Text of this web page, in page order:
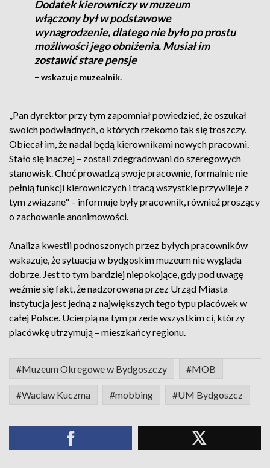
Dodatek kierowniczy w muzeum
włączony był w podstawowe
wynagrodzenie, dlatego nie było po prostu
możliwości jego obniżenia. Musiał im
zostawić stare pensje
– wskazuje muzealnik.
„Pan dyrektor przy tym zapomniał powiedzieć, że oszukał
swoich podwładnych, o których rzekomo tak się troszczy.
Obiecał im, że nadal będą kierownikami nowych pracowni.
Stało się inaczej – zostali zdegradowani do szeregowych
stanowisk. Choć prowadzą swoje pracownie, formalnie nie
pełnią funkcji kierowniczych i tracą wszystkie przywileje z
tym związane" – informuje były pracownik, również proszący
o zachowanie anonimowości.
Analiza kwestii podnoszonych przez byłych pracowników
wskazuje, że sytuacja w bydgoskim muzeum nie wygląda
dobrze. Jest to tym bardziej niepokojące, gdy pod uwagę
weźmie się fakt, że nadzorowana przez Urząd Miasta
instytucja jest jedną z największych tego typu placówek w
całej Polsce. Ucierpią na tym przede wszystkim ci, którzy
placówkę utrzymują – mieszkańcy regionu.
#Muzeum Okregowe w Bydgoszczy #MOB
#Waclaw Kuczma #mobbing #UM Bydgoszcz